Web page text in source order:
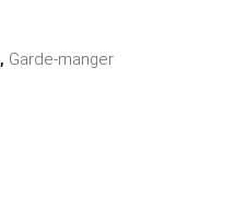
, Garde-manger